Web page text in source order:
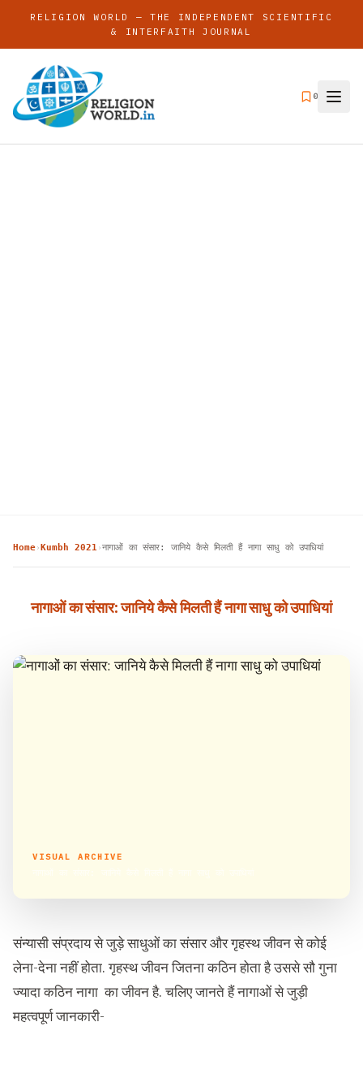
RELIGION WORLD — THE INDEPENDENT SCIENTIFIC
& INTERFAITH JOURNAL
0
Home› Kumbh 2021 ›नागाओं का संसार: जानिये कैसे मिलती हैं नागा साधु को उपाधियां
नागाओं का संसार: जानिये कैसे मिलती हैं नागा साधु को उपाधियां
VISUAL ARCHIVE
संन्यासी संप्रदाय से जुड़े साधुओं का संसार और गृहस्थ जीवन से कोई
लेना-देना नहीं होता. गृहस्थ जीवन जितना कठिन होता है उससे सौ गुना
ज्यादा कठिन नागा का जीवन है. चलिए जानते हैं नागाओं से जुड़ी
महत्वपूर्ण जानकारी-